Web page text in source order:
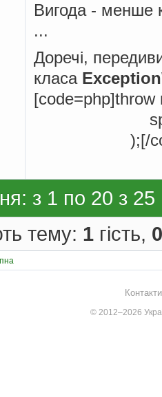
Вигода - менше
...
Доречі,
класа
[code=php]throw
);[/
з 1 по 20 з 25
тему: 1 гість, 0
© 2012–2026